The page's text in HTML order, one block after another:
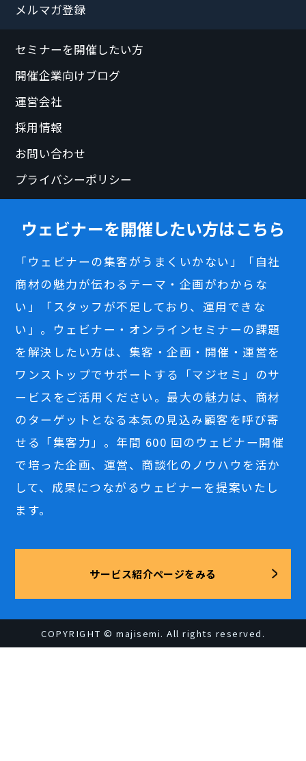
メルマガ登録
セミナーを開催したい方
開催企業向けブログ
運営会社
採用情報
お問い合わせ
プライバシーポリシー
ウェビナーを開催したい方はこちら
「ウェビナーの集客がうまくいかない」「自社
商材の魅力が伝わるテーマ・企画がわからな
い」「スタッフが不足しており、運用できな
い」。ウェビナー・オンラインセミナーの課題
を解決したい方は、集客・企画・開催・運営を
ワンストップでサポートする「マジセミ」のサ
ービスをご活用ください。最大の魅力は、商材
のターゲットとなる本気の見込み顧客を呼び寄
せる「集客力」。年間 600 回のウェビナー開催
で培った企画、運営、商談化のノウハウを活か
して、成果につながるウェビナーを提案いたし
ます。
サービス紹介ページをみる
COPYRIGHT © majisemi. All rights reserved.